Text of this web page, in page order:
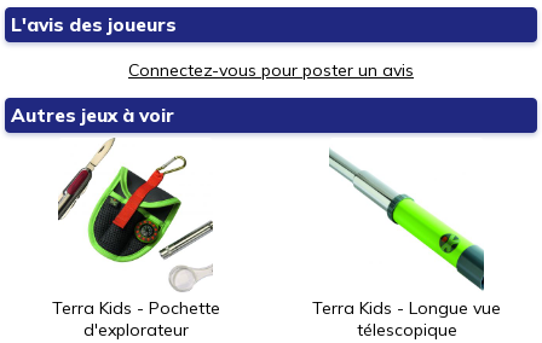
L'avis des joueurs
Connectez-vous pour poster un avis
Autres jeux à voir
Terra Kids - Pochette
d'explorateur
Terra Kids - Longue vue
télescopique